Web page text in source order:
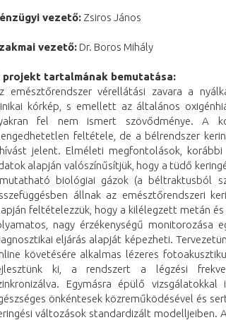
vezető: Zsiros János
vezető: Dr. Boros Mihály
projekt tartalmának bemutatása:
emésztőrendszer vérellátási zavara a
kórkép, s emellett az általános
fel nem ismert szövődménye. A
feltétele, de a bélrendszer
jelent. Elméleti megfontolások,
alapján valószínűsítjük, hogy a tüdő
biológiai gázok (a béltraktusból
állnak az emésztőrendszeri
feltételezzük, hogy a kilélegzett metán
nagy érzékenységű monitorozása
eljárás alapját képezheti.
követésére alkalmas lézeres
ki, a rendszert a légzési
Egymásra épülő
önkéntesek közreműködésével és
változások standardizált modelljeiben.